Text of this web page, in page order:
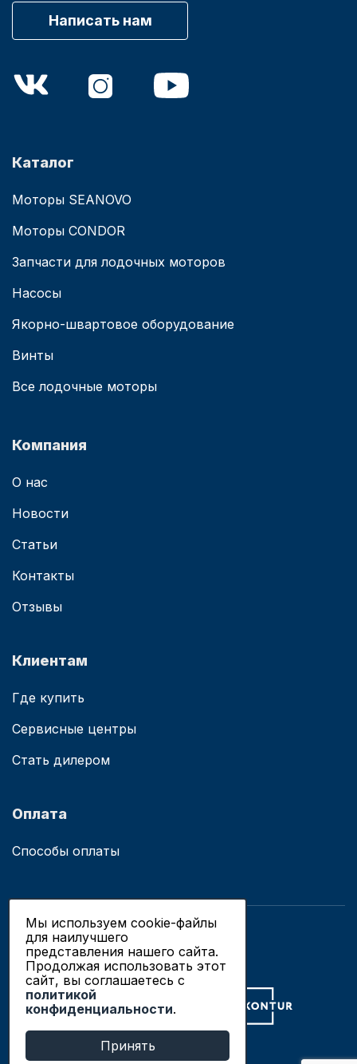
Написать нам
Каталог
Моторы SEANOVO
Моторы CONDOR
Запчасти для лодочных моторов
Насосы
Якорно-швартовое оборудование
Винты
Все лодочные моторы
Компания
О нас
Новости
Статьи
Контакты
Отзывы
Клиентам
Где купить
Сервисные центры
Стать дилером
Оплата
Способы оплаты
© 2019 - 2026 ООО «Сианово»
Политика конфиденциальности
Разработка сайтов в Новосибирске
Продвижение сайтов
Мы используем cookie-файлы
для наилучшего
представления нашего сайта.
Продолжая использовать этот
сайт, вы соглашаетесь c
политикой
конфиденциальности.
Принять